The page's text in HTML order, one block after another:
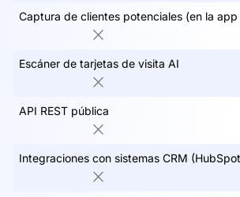
Captura de clientes potenciales (en la
Escáner de tarjetas de visita AI
API REST pública
Integraciones con sistemas CRM